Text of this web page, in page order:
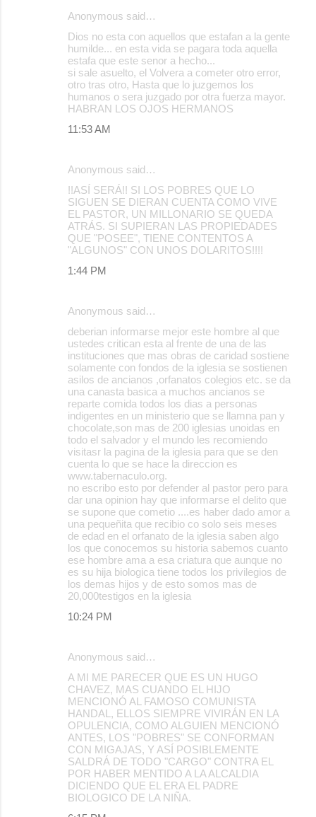
Anonymous said…
Dios no esta con aquellos que estafan a la gente
humilde... en esta vida se pagara toda aquella
estafa que este senor a hecho...
si sale asuelto, el Volvera a cometer otro error,
otro tras otro, Hasta que lo juzgemos los
humanos o sera juzgado por otra fuerza mayor.
HABRAN LOS OJOS HERMANOS
11:53 AM
Anonymous said…
!!ASÍ SERÁ!! SI LOS POBRES QUE LO
SIGUEN SE DIERAN CUENTA COMO VIVE
EL PASTOR, UN MILLONARIO SE QUEDA
ATRÁS. SI SUPIERAN LAS PROPIEDADES
QUE "POSEE", TIENE CONTENTOS A
"ALGUNOS" CON UNOS DOLARITOS!!!!
1:44 PM
Anonymous said…
deberian informarse mejor este hombre al que
ustedes critican esta al frente de una de las
instituciones que mas obras de caridad sostiene
solamente con fondos de la iglesia se sostienen
asilos de ancianos ,orfanatos colegios etc. se da
una canasta basica a muchos ancianos se
reparte comida todos los dias a personas
indigentes en un ministerio que se llamna pan y
chocolate,son mas de 200 iglesias unoidas en
todo el salvador y el mundo les recomiendo
visitasr la pagina de la iglesia para que se den
cuenta lo que se hace la direccion es
www.tabernaculo.org.
no escribo esto por defender al pastor pero para
dar una opinion hay que informarse el delito que
se supone que cometio ....es haber dado amor a
una pequeñita que recibio co solo seis meses
de edad en el orfanato de la iglesia saben algo
los que conocemos su historia sabemos cuanto
ese hombre ama a esa criatura que aunque no
es su hija biologica tiene todos los privilegios de
los demas hijos y de esto somos mas de
20,000testigos en la iglesia
10:24 PM
Anonymous said…
A MI ME PARECER QUE ES UN HUGO
CHAVEZ, MAS CUANDO EL HIJO
MENCIONÓ AL FAMOSO COMUNISTA
HANDAL, ELLOS SIEMPRE VIVIRÁN EN LA
OPULENCIA, COMO ALGUIEN MENCIONÓ
ANTES, LOS "POBRES" SE CONFORMAN
CON MIGAJAS, Y ASÍ POSIBLEMENTE
SALDRÁ DE TODO "CARGO" CONTRA EL
POR HABER MENTIDO A LA ALCALDIA
DICIENDO QUE EL ERA EL PADRE
BIOLOGICO DE LA NIÑA.